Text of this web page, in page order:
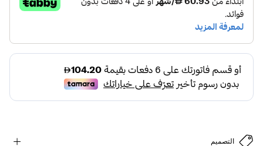
التصميم